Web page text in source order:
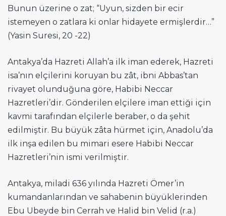
Bunun üzerine o zat; “Uyun, sizden bir ecir
istemeyen o zatlara ki onlar hidayete ermişlerdir…”
(Yasin Suresi, 20 -22)
Antakya’da Hazreti Allah’a ilk iman ederek, Hazreti
isa’nın elçilerini koruyan bu zât, ibni Abbas’tan
rivayet olunduğuna göre, Habibi Neccar
Hazretleri’dir. Gönderilen elçilere iman ettiği için
kavmi tarafından elçilerle beraber, o da şehit
edilmiştir. Bu büyük zâta hürmet için, Anadolu’da
ilk inşa edilen bu mimari esere Habibi Neccar
Hazretleri’nin ismi verilmiştir.
Antakya, miladi 636 yılında Hazreti Ömer’in
kumandanlarından ve sahabenin büyüklerinden
Ebu Ubeyde bin Cerrah ve Halid bin Velid (r.a.)